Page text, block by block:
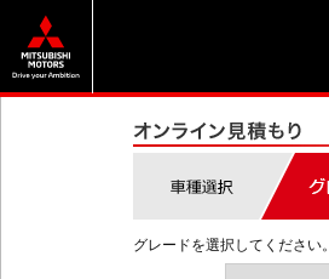
グレードを選択してください。